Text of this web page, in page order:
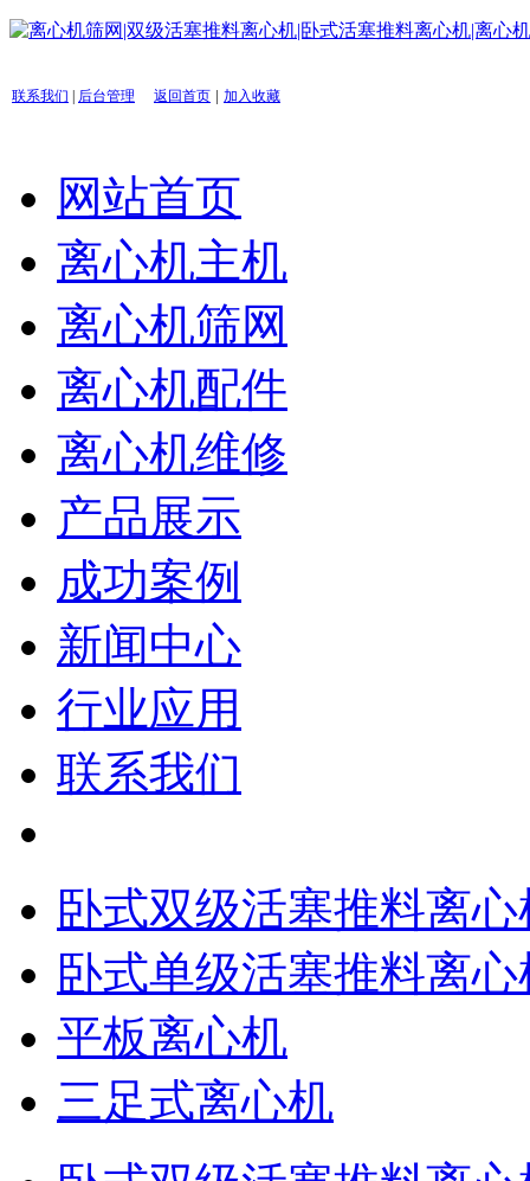
联系我们 后台管理 返回首页 | 加入收藏
网站首页
离心机主机
离心机筛网
离心机配件
离心机维修
产品展示
成功案例
新闻中心
行业应用
联系我们
卧式双级活塞推料离心
卧式单级活塞推料离心
平板离心机
三足式离心机